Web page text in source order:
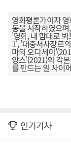
영화평론가이자
동을 시작하였으
'영화, 내 맘대로
1', '대중서사장르
마의 오디세이
앙스'(2021)의 각
를 만드는 일 사이
인기기사